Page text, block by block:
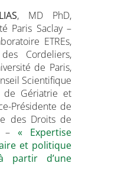
, MD PhD,
Paris Saclay –
ETREs,
Cordeliers,
de Paris,
Scientifique
de Gériatrie et
Présidente de
des Droits de
–« Expertise
et politique
partir d’une